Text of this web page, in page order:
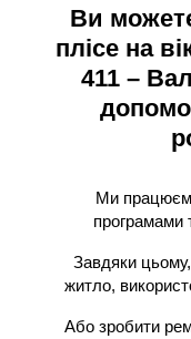
Ви
плісе на
411 –
Ми
програмами
Завдяки
житло,
Або зробити